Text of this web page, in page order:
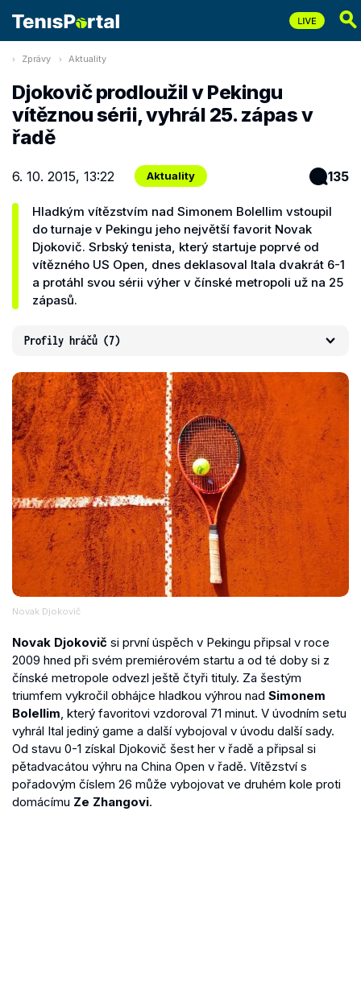
Zprávy Aktuality
Djokovič prodloužil v Pekingu
vítěznou sérii, vyhrál 25. zápas v
řadě
6. 10. 2015, 13:22 Aktuality 135
Hladkým vítězstvím nad Simonem Bolellim vstoupil
do turnaje v Pekingu jeho největší favorit Novak
Djokovič. Srbský tenista, který startuje poprvé od
vítězného US Open, dnes deklasoval Itala dvakrát 6-1
a protáhl svou sérii výher v čínské metropoli už na 25
zápasů.
Profily hráčů (7)
Novak Djokovič
Novak Djokovič si první úspěch v Pekingu připsal v roce
2009 hned při svém premiérovém startu a od té doby si z
čínské metropole odvezl ještě čtyři tituly. Za šestým
triumfem vykročil obhájce hladkou výhrou nad Simonem
Bolellim, který favoritovi vzdoroval 71 minut. V úvodním setu
vyhrál Ital jediný game a další vybojoval v úvodu další sady.
Od stavu 0-1 získal Djokovič šest her v řadě a připsal si
pětadvacátou výhru na China Open v řadě. Vítězství s
pořadovým číslem 26 může vybojovat ve druhém kole proti
domácímu Ze Zhangovi.